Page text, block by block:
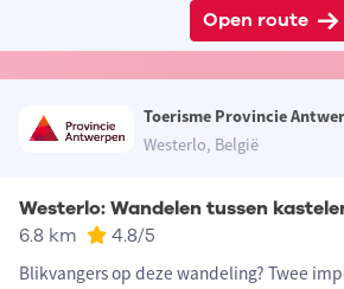
Open route
Toerisme Provincie
Westerlo, België
Westerlo: Wandelen tussen
6.8 km 4.8/5
Blikvangers op deze wandeling? Twee